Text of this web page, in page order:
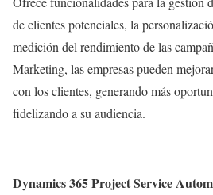
de clientes potenciales, la
medición del rendimiento de las
Marketing, las empresas pueden
con los clientes, generando más
fidelizando a su audiencia.
Dynamics 365 Project Service